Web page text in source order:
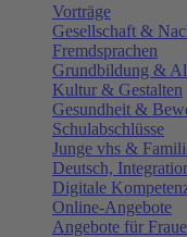
Vorträge
Gesellschaft &
Fremdsprachen
Grundbildung &
Kultur & Gestalten
Gesundheit &
Schulabschlüsse
Junge vhs &
Deutsch,
Digitale
Online-Angebote
Angebote für